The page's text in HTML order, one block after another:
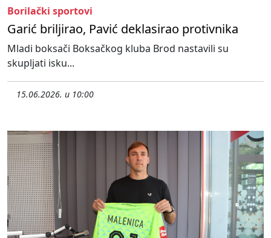
Borilački sportovi
Garić briljirao, Pavić deklasirao protivnika
Mladi boksači Boksačkog kluba Brod nastavili su
skupljati isku...
15.06.2026. u 10:00